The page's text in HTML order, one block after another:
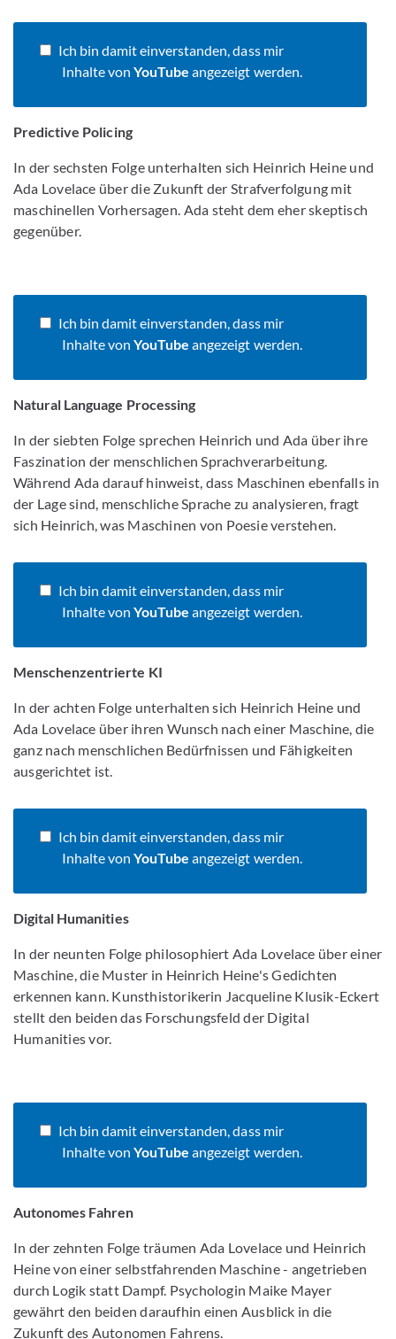
Ich bin damit einverstanden, dass mir
Inhalte vonYouTube angezeigt werden.
Predictive Policing
In der sechsten Folge unterhalten sich Heinrich Heine und
Ada Lovelace über die Zukunft der Strafverfolgung mit
maschinellen Vorhersagen. Ada steht dem eher skeptisch
gegenüber.
Ich bin damit einverstanden, dass mir
Inhalte vonYouTube angezeigt werden.
Natural Language Processing
In der siebten Folge sprechen Heinrich und Ada über ihre
Faszination der menschlichen Sprachverarbeitung.
Während Ada darauf hinweist, dass Maschinen ebenfalls in
der Lage sind, menschliche Sprache zu analysieren, fragt
sich Heinrich, was Maschinen von Poesie verstehen.
Ich bin damit einverstanden, dass mir
Inhalte vonYouTube angezeigt werden.
Menschenzentrierte KI
In der achten Folge unterhalten sich Heinrich Heine und
Ada Lovelace über ihren Wunsch nach einer Maschine, die
ganz nach menschlichen Bedürfnissen und Fähigkeiten
ausgerichtet ist.
Ich bin damit einverstanden, dass mir
Inhalte vonYouTube angezeigt werden.
Digital Humanities
In der neunten Folge philosophiert Ada Lovelace über einer
Maschine, die Muster in Heinrich Heine's Gedichten
erkennen kann. Kunsthistorikerin Jacqueline Klusik-​Eckert
stellt den beiden das Forschungsfeld der Digital
Humanities vor.
Ich bin damit einverstanden, dass mir
Inhalte vonYouTube angezeigt werden.
Autonomes Fahren
In der zehnten Folge träumen Ada Lovelace und Heinrich
Heine von einer selbstfahrenden Maschine - angetrieben
durch Logik statt Dampf. Psychologin Maike Mayer
gewährt den beiden daraufhin einen Ausblick in die
Zukunft des Autonomen Fahrens.